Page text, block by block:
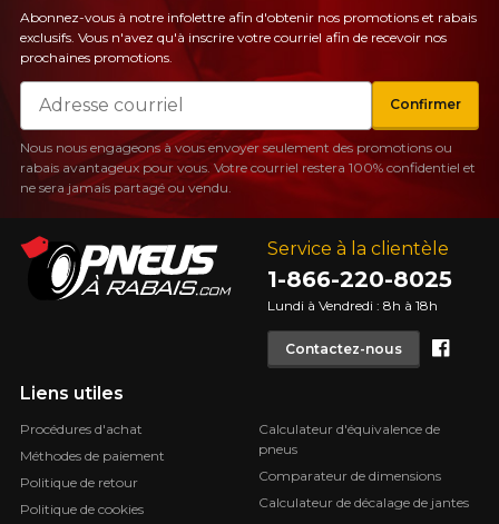
Service à la clientèle
1-866-220-8025
Lundi à Vendredi : 8h à 18h
Contactez-nous
Liens utiles
Procédures d'achat
Méthodes de paiement
Politique de retour
Politique de cookies
Calculateur d'équivalence de
pneus
Comparateur de dimensions
Calculateur de décalage de jantes
Abonnez-vous à notre infolettre afin d'obtenir nos promotions et rabais
exclusifs. Vous n'avez qu'à inscrire votre courriel afin de recevoir nos
prochaines promotions.
Courriel
Confirmer
Nous nous engageons à vous envoyer seulement des promotions ou
rabais avantageux pour vous. Votre courriel restera 100% confidentiel et
ne sera jamais partagé ou vendu.